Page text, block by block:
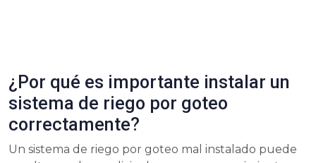
¿Por qué es importante instalar un
sistema de riego por goteo
correctamente?
Un sistema de riego por goteo mal instalado puede